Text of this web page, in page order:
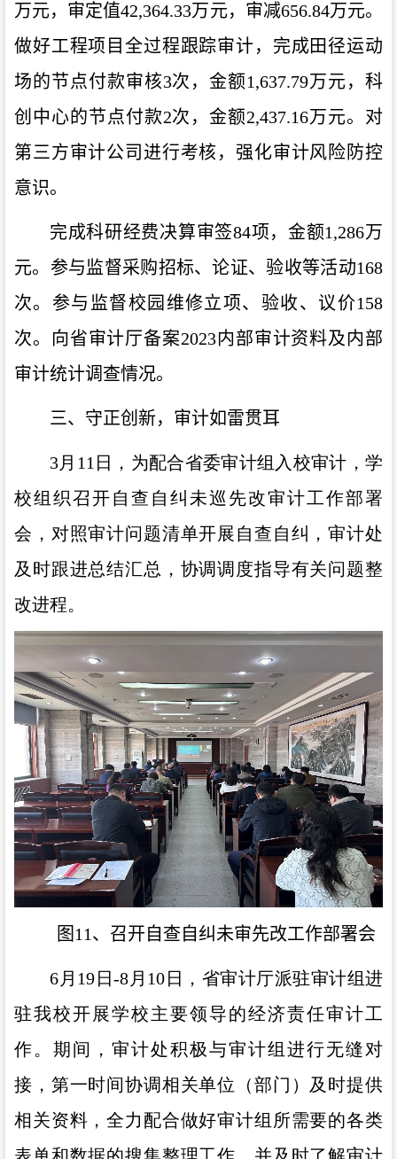
万元，审定值42,364.33万元，审减656.84万元。
做好工程项目全过程跟踪审计，完成田径运动
场的节点付款审核3次，金额1,637.79万元，科
创中心的节点付款2次，金额2,437.16万元。对
第三方审计公司进行考核，强化审计风险防控
意识。
完成科研经费决算审签84项，金额1,286万
元。参与监督采购招标、论证、验收等活动168
次。参与监督校园维修立项、验收、议价158
次。向省审计厅备案2023内部审计资料及内部
审计统计调查情况。
三、守正创新，审计如雷贯耳
3月 11 日，为配合省委审计组入校审计，学
校组织召开自查自纠未巡先改审计工作部署
会，对照审计问题清单开展自查自纠，审计处
及时跟进总结汇总，协调调度指导有关问题整
改进程。
图11、召开自查自纠未审先改工作部署会
6月 19 日 -8 月 10 日，省审计厅派驻审计组进
驻我校开展学校主要领导的经济责任审计工
作。期间，审计处积极与审计组进行无缝对
接，第一时间协调相关单位（部门）及时提供
相关资料，全力配合做好审计组所需要的各类